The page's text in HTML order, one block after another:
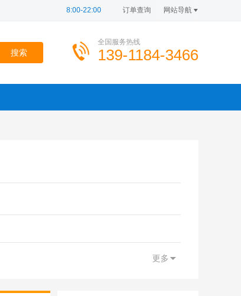
8:00-22:00 订单查询 网站导航
全国服务热线
139-1184-3466
更多